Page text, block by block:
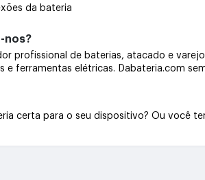
da bateria
nos?
profissional de baterias, atacado e
e ferramentas elétricas. Dabateria.com
certa para o seu dispositivo? Ou você